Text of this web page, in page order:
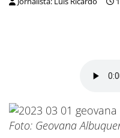
Foto: Geovana